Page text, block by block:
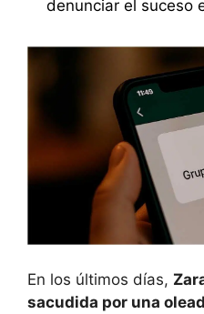
denunciar el suceso
En los últimos días,
sacudida por una